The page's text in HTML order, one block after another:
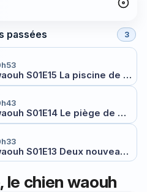
passées 3
Waffle, le chien waouh S01E15 La piscine de monsieur Willow
Waffle, le chien waouh S01E14 Le piège de madame Hobson
Waffle, le chien waouh S01E13 Deux nouveaux amis pour Waffle
le chien waouh